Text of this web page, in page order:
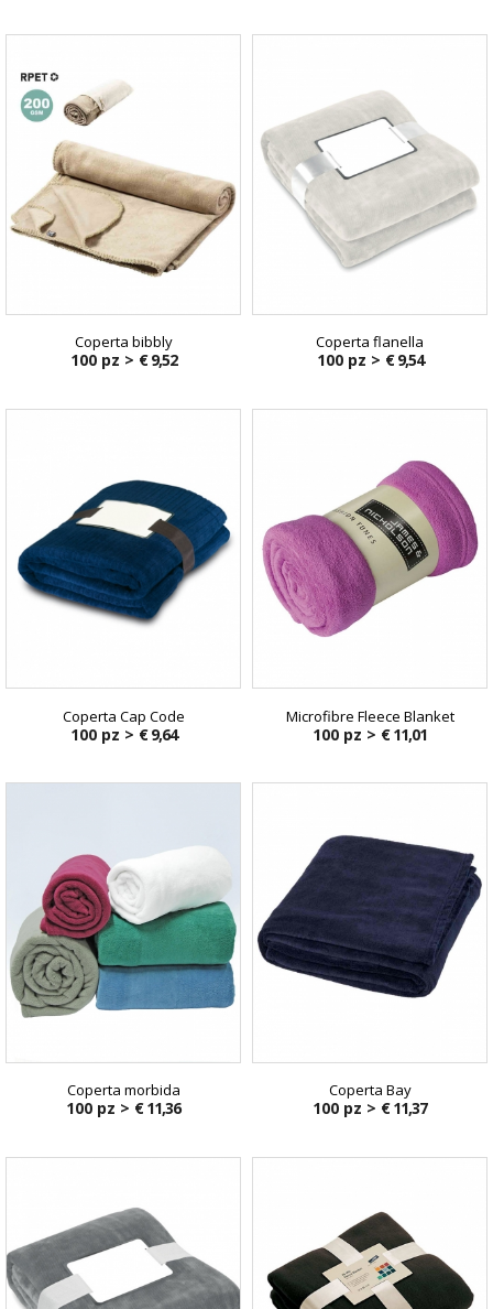
Coperta bibbly
100 pz > € 9,52
Coperta flanella
100 pz > € 9,54
Coperta Cap Code
100 pz > € 9,64
Microfibre Fleece Blanket
100 pz > € 11,01
Coperta morbida
100 pz > € 11,36
Coperta Bay
100 pz > € 11,37